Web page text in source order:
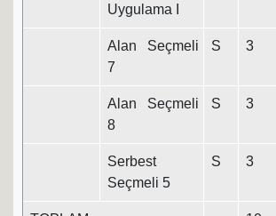
Uygulama I
Alan Seçmeli
7
S 3
Alan Seçmeli
8
S 3
Serbest
Seçmeli 5
S 3